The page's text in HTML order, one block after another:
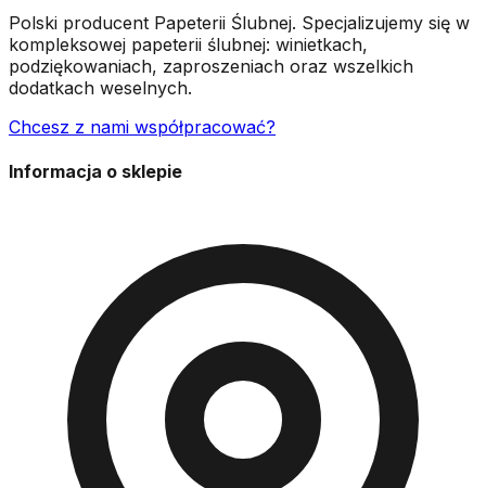
Polski producent Papeterii Ślubnej. Specjalizujemy się w
kompleksowej papeterii ślubnej: winietkach,
podziękowaniach, zaproszeniach oraz wszelkich
dodatkach weselnych.
Chcesz z nami współpracować?
Informacja o sklepie